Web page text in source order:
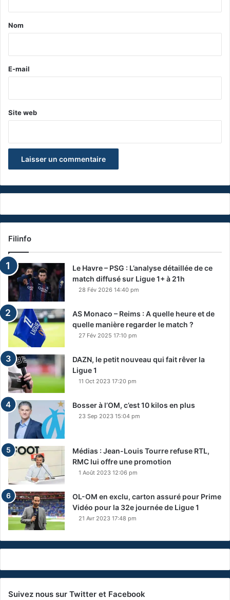
a
e
Nom
E-mail
Site web
Filinfo
Le Havre – PSG : L’analyse détaillée de ce
match diffusé sur Ligue 1+ à 21h
28 Fév 2026 14:40 pm
AS Monaco – Reims : A quelle heure et de
quelle manière regarder le match ?
27 Fév 2025 17:10 pm
DAZN, le petit nouveau qui fait rêver la
Ligue 1
11 Oct 2023 17:20 pm
Bosser à l’OM, c’est 10 kilos en plus
23 Sep 2023 15:04 pm
Médias : Jean-Louis Tourre refuse RTL,
RMC lui offre une promotion
1 Août 2023 12:06 pm
OL-OM en exclu, carton assuré pour Prime
Vidéo pour la 32e journée de Ligue 1
21 Avr 2023 17:48 pm
Suivez nous sur Twitter et Facebook